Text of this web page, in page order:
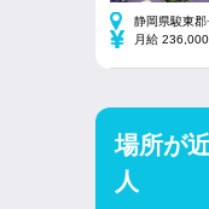
静岡県駿東
月給
場所が
人